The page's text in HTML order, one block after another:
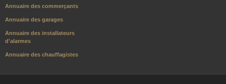
Annuaire des commerçants
Annuaire des garages
Annuaire des installateurs
d'alarmes
Annuaire des chauffagistes